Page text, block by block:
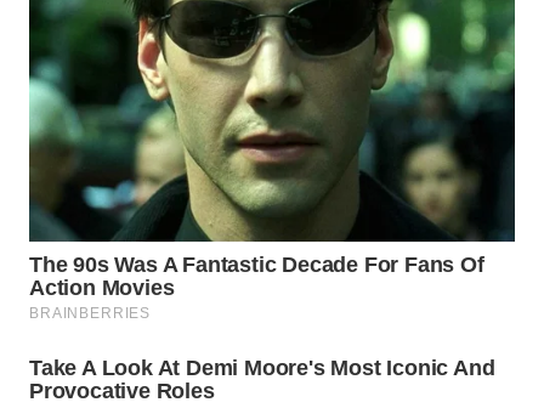
TIMUR
SEMARANG
WN
SOLO
WN
BOROBUDUR
MADURA